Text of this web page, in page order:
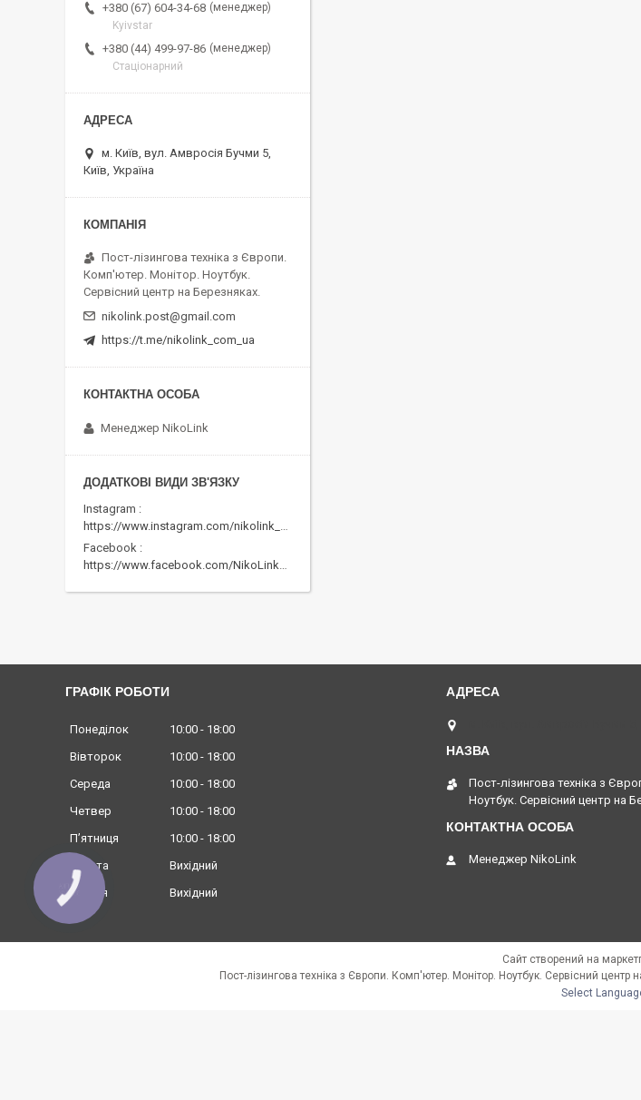
+380 (67) 604-34-68
менеджер
Kyivstar
+380 (44) 499-97-86
менеджер
Стаціонарний
м. Київ, вул. Амвросія Бучми 5,
Київ, Україна
Пост-лізингова техніка з Європи.
Комп'ютер. Монітор. Ноутбук.
Сервісний центр на Березняках.
nikolink.post@gmail.com
https://t.me/nikolink_com_ua
Менеджер NikoLink
Instagram
https://www.instagram.com/nikolink_pc/
Facebook
https://www.facebook.com/NikoLinkPC/
ГРАФІК РОБОТИ
Понеділок 10:00
18:00
Вівторок
10:00
18:00
Середа
10:00
18:00
Четвер
10:00
18:00
Пʼятниця
10:00
18:00
Субота
Вихідний
Неділя
Вихідний
Пост-лізингова техніка з
Ноутбук. Сервісний центр на
Менеджер NikoLink
Сайт створений на
Select
КНОПКА
ЗВ'ЯЗКУ